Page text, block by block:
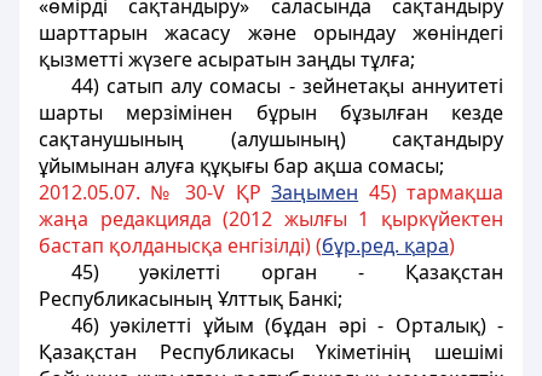
«өмiрдi сақтандыру» саласында сақтандыру
шарттарын жасасу және орындау жөнiндегi
қызметтi жүзеге асыратын заңды тұлға;
44) сатып алу сомасы - зейнетақы аннуитетi
шарты мерзiмiнен бұрын бұзылған кезде
сақтанушының (алушының) сақтандыру
ұйымынан алуға құқығы бар ақша сомасы;
2012.05.07. № 30-V ҚРЗаңымен 45) тармақша
жаңа редакцияда (2012 жылғы 1 қыркүйектен
бастап қолданысқа енгізілді) (бұр.ред. қара)
45) уәкілетті орган - Қазақстан
Республикасының Ұлттық Банкі;
46) уәкiлеттi ұйым (бұдан әрi - Орталық) -
Қазақстан Республикасы Үкiметiнің шешімі